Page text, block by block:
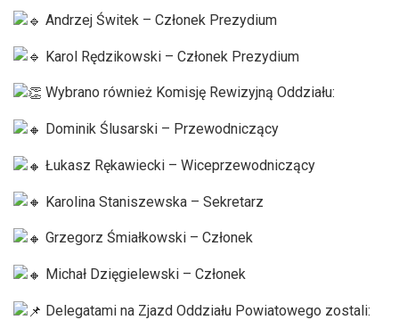
Andrzej Świtek – Członek Prezydium
Karol Rędzikowski – Członek Prezydium
Wybrano również Komisję Rewizyjną Oddziału:
Dominik Ślusarski – Przewodniczący
Łukasz Rękawiecki – Wiceprzewodniczący
Karolina Staniszewska – Sekretarz
Grzegorz Śmiałkowski – Członek
Michał Dzięgielewski – Członek
Delegatami na Zjazd Oddziału Powiatowego zostali: